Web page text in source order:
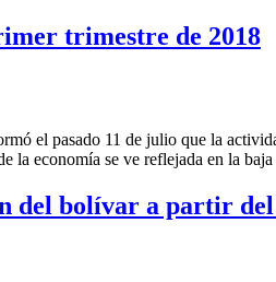
trimestre de 2018
el pasado 11 de julio que la
la economía se ve reflejada en la
del bolívar a partir del